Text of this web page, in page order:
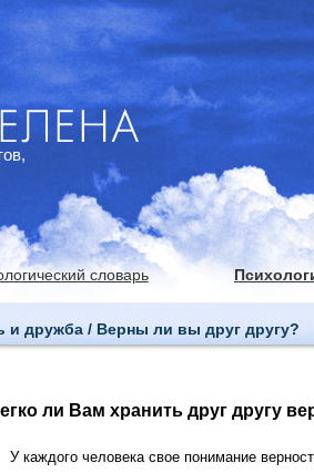
словарь
и дружба / Верны ли вы друг другу?
ли Вам хранить друг другу
У каждого человека свое понимание